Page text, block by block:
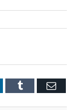
Tumblr Email